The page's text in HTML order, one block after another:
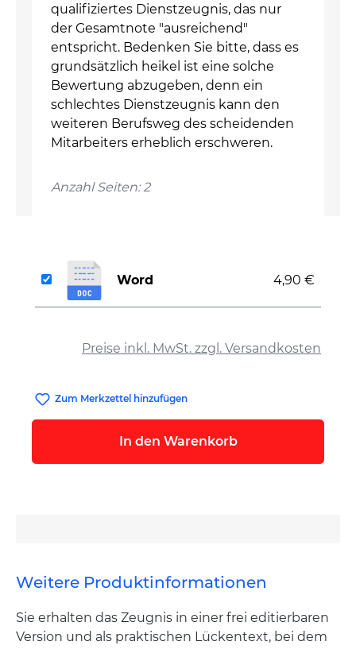
qualifiziertes Dienstzeugnis, das nur
der Gesamtnote "ausreichend"
entspricht. Bedenken Sie bitte, dass es
grundsätzlich heikel ist eine solche
Bewertung abzugeben, denn ein
schlechtes Dienstzeugnis kann den
weiteren Berufsweg des scheidenden
Mitarbeiters erheblich erschweren.
Anzahl Seiten: 2
Preise inkl. MwSt. zzgl. Versandkosten
Word 4,90 €
Zum Merkzettel hinzufügen
In den Warenkorb
Weitere Produktinformationen
Sie erhalten das Zeugnis in einer frei editierbaren
Version und als praktischen Lückentext, bei dem